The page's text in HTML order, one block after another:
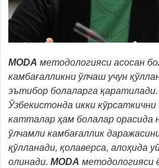
MODA методологияси асосан
камбағалликни ўлчаш учун
эътибор болаларга қаратилади.
Ўзбекистонда икки
катталар ҳам болалар орасида
ўлчамли камбағаллик
қўлланади, қолаверса, алоҳида
олинади. MODA методологияси